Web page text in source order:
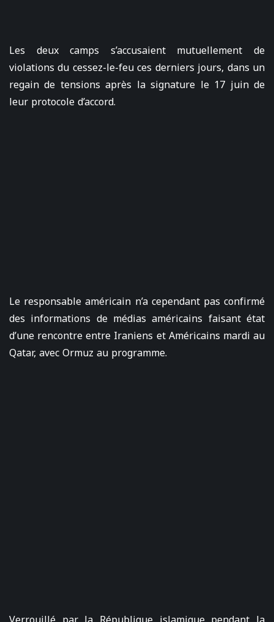
Les deux camps s’accusaient mutuellement de
violations du cessez-le-feu ces derniers jours, dans un
regain de tensions après la signature le 17 juin de
leur protocole d’accord.
Le responsable américain n’a cependant pas confirmé
des informations de médias américains faisant état
d’une rencontre entre Iraniens et Américains mardi au
Qatar, avec Ormuz au programme.